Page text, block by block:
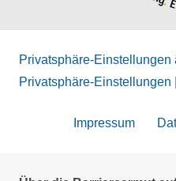
Privatsphäre-Einstellungen
Privatsphäre-Einstellungen
Impressum